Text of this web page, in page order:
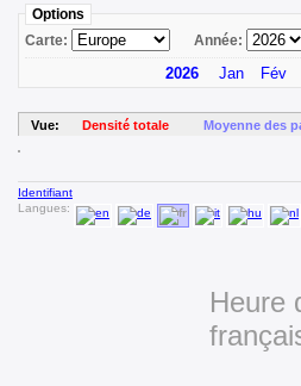
Options
Carte:
Année:
2026 Jan Fév
Vue: Densité totale Moyenne des
Identifiant
Langues:
Heure